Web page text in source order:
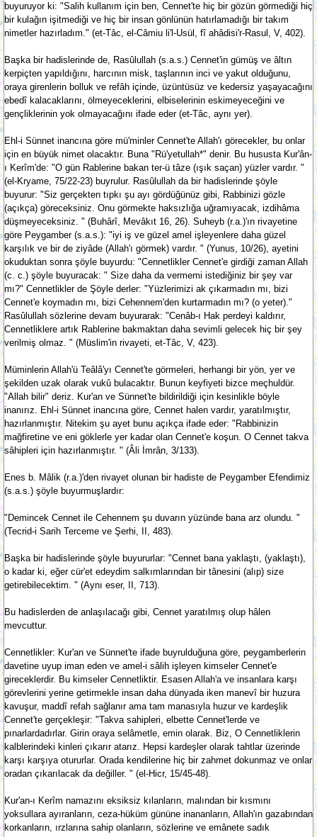
buyuruyor ki: "Salih kullanım için ben, Cennet'te hiç bir gözün görmediği hiç
bir kulağın işitmediği ve hiç bir insan gönlünün hatırlamadığı bir takım
nimetler hazırladım." (et-Tâc, el-Câmiu li'l-Usül, fî ahâdisi'r-Rasul, V, 402).
Başka bir hadislerinde de, Rasûlullah (s.a.s.) Cennet'in gümüş ve âltın
kerpiçten yapıldığını, harcının misk, taşlarının inci ve yakut olduğunu,
oraya girenlerin bolluk ve refâh içinde, üzüntüsüz ve kedersiz yaşayacağını
ebedî kalacaklarını, ölmeyeceklerini, elbiselerinin eskimeyeceğini ve
gençliklerinin yok olmayacağını ifade eder (et-Tâc, aynı yer).
Ehl-i Sünnet inancına göre mü'minler Cennet'te Allah'ı görecekler, bu onlar
için en büyük nimet olacaktır. Buna "Rü'yetullah*" denir. Bu hususta Kur'ân-
ı Kerîm'de: "O gün Rablerine bakan ter-ü tâze (ışık saçan) yüzler vardır. "
(el-Kryame, 75/22-23) buyrulur. Rasûlullah da bir hadislerinde şöyle
buyurur: "Siz gerçekten tıpkı şu ayı gördüğünüz gibi, Rabbinizi gözle
(açıkça) göreceksiniz. Onu görmekte haksızlığa uğramıyacak, izdihâma
düşmeyeceksiniz. " (Buhârî, Mevâkıt 16, 26). Suheyb (r.a.)'ın rivayetine
göre Peygamber (s.a.s.): "iyi iş ve güzel amel işleyenlere daha güzel
karşılık ve bir de ziyâde (Allah'ı görmek) vardır. " (Yunus, 10/26), ayetini
okuduktan sonra şöyle buyurdu: "Cennetlikler Cennet'e girdiği zaman Allah
(c. c.) şöyle buyuracak: " Size daha da vermemi istediğiniz bir şey var
mı?" Cennetlikler de Şöyle derler: "Yüzlerimizi ak çıkarmadın mı, bizi
Cennet'e koymadın mı, bizi Cehennem'den kurtarmadın mı? (o yeter)."
Rasûlullah sözlerine devam buyurarak: "Cenâb-ı Hak perdeyi kaldırır,
Cennetliklere artık Rablerine bakmaktan daha sevimli gelecek hiç bir şey
verilmiş olmaz. " (Müslim'in rivayeti, et-Tâc, V, 423).
Müminlerin Allah'ü Teâlâ'yı Cennet'te görmeleri, herhangi bir yön, yer ve
şekilden uzak olarak vukû bulacaktır. Bunun keyfiyeti bizce meçhuldür.
"Allah bilir" deriz. Kur'an ve Sünnet'te bildirildiği için kesinlikle böyle
inanırız. Ehl-i Sünnet inancına göre, Cennet halen vardır, yaratılmıştır,
hazırlanmıştır. Nitekim şu ayet bunu açıkça ifade eder: "Rabbinizin
mağfiretine ve eni göklerle yer kadar olan Cennet'e koşun. O Cennet takva
sâhipleri için hazırlanmıştır. " (Âli İmrân, 3/133).
Enes b. Mâlik (r.a.)'den rivayet olunan bir hadiste de Peygamber Efendimiz
(s.a.s.) şöyle buyurmuşlardır:
"Demincek Cennet ile Cehennem şu duvarın yüzünde bana arz olundu. "
(Tecrid-i Sarih Terceme ve Şerhi, II, 483).
Başka bir hadislerinde şöyle buyururlar: "Cennet bana yaklaştı, (yaklaştı),
o kadar ki, eğer cür'et edeydim salkımlarından bir tânesini (alıp) size
getirebilecektim. " (Aynı eser, II, 713).
Bu hadislerden de anlaşılacağı gibi, Cennet yaratılmış olup hâlen
mevcuttur.
Cennetlikler: Kur'an ve Sünnet'te ifade buyrulduğuna göre, peygamberlerin
davetine uyup iman eden ve amel-i sâlih işleyen kimseler Cennet'e
gireceklerdir. Bu kimseler Cennetliktir. Esasen Allah'a ve insanlara karşı
görevlerini yerine getirmekle insan daha dünyada iken manevî bir huzura
kavuşur, maddî refah sağlanır ama tam manasıyla huzur ve kardeşlik
Cennet'te gerçekleşir: "Takva sahipleri, elbette Cennet'lerde ve
pınarlardadırlar. Girin oraya selâmetle, emin olarak. Biz, O Cennetliklerin
kalblerindeki kinleri çıkarır atarız. Hepsi kardeşler olarak tahtlar üzerinde
karşı karşıya otururlar. Orada kendilerine hiç bir zahmet dokunmaz ve onlar
oradan çıkarılacak da değiller. " (el-Hicr, 15/45-48).
Kur'an-ı Kerîm namazını eksiksiz kılanların, malından bir kısmını
yoksullara ayıranların, ceza-hüküm gününe inananların, Allah'ın gazabından
korkanların, ırzlarına sahip olanların, sözlerine ve emânete sadık